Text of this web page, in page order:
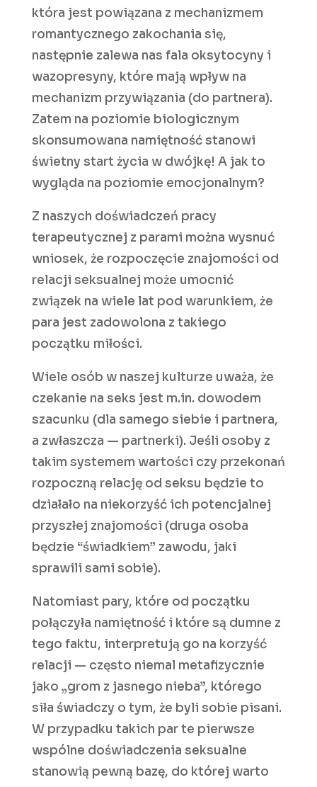
która jest powiązana z mechanizmem
romantycznego zakochania się,
następnie zalewa nas fala oksytocyny i
wazopresyny, które mają wpływ na
mechanizm przywiązania (do partnera).
Zatem na poziomie biologicznym
skonsumowana namiętność stanowi
świetny start życia w dwójkę! A jak to
wygląda na poziomie emocjonalnym?
Z naszych doświadczeń pracy
terapeutycznej z parami można wysnuć
wniosek, że rozpoczęcie znajomości od
relacji seksualnej może umocnić
związek na wiele lat pod warunkiem, że
para jest zadowolona z takiego
początku miłości.
Wiele osób w naszej kulturze uważa, że
czekanie na seks jest m.in. dowodem
szacunku (dla samego siebie i partnera,
a zwłaszcza — partnerki). Jeśli osoby z
takim systemem wartości czy przekonań
rozpoczną relację od seksu będzie to
działało na niekorzyść ich potencjalnej
przyszłej znajomości (druga osoba
będzie “świadkiem” zawodu, jaki
sprawili sami sobie).
Natomiast pary, które od początku
połączyła namiętność i które są dumne z
tego faktu, interpretują go na korzyść
relacji — często niemal metafizycznie
jako „grom z jasnego nieba”, którego
siła świadczy o tym, że byli sobie pisani.
W przypadku takich par te pierwsze
wspólne doświadczenia seksualne
stanowią pewną bazę, do której warto